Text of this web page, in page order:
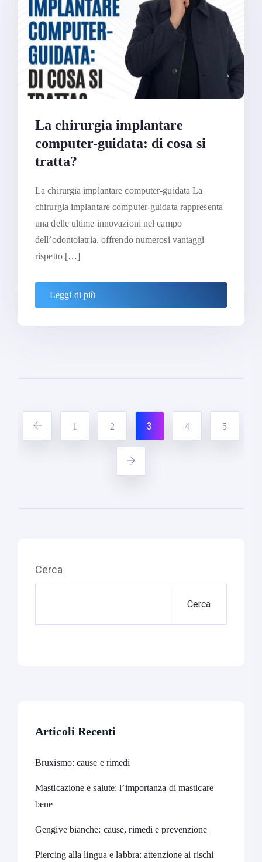
La chirurgia implantare
computer-guidata: di cosa si
tratta?
La chirurgia implantare computer-guidata La
chirurgia implantare computer-guidata rappresenta
una delle ultime innovazioni nel campo
dell’odontoiatria, offrendo numerosi vantaggi
rispetto […]
Leggi di più
1 2 3 4 5
Cerca
Cerca
Articoli Recenti
Bruxismo: cause e rimedi
Masticazione e salute: l’importanza di masticare
bene
Gengive bianche: cause, rimedi e prevenzione
Piercing alla lingua e labbra: attenzione ai rischi